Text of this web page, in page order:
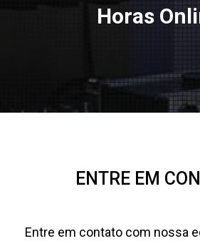
Horas
ENTRE EM
Entre em contato com nossa